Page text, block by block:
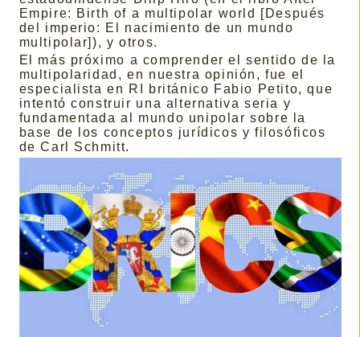
Empire: Birth of a multipolar world [Después
del imperio: El nacimiento de un mundo
multipolar]), y otros.
El más próximo a comprender el sentido de la
multipolaridad, en nuestra opinión, fue el
especialista en RI británico Fabio Petito, que
intentó construir una alternativa seria y
fundamentada al mundo unipolar sobre la
base de los conceptos jurídicos y filosóficos
de Carl Schmitt.